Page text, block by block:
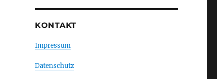
KONTAKT
Impressum
Datenschutz